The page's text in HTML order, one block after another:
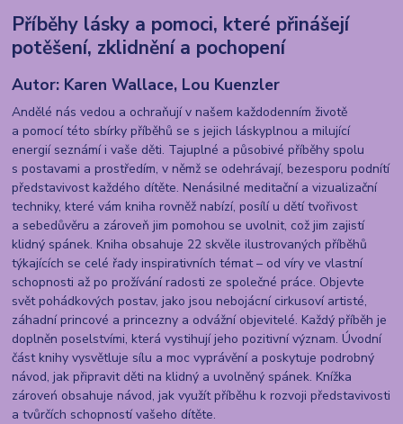
Příběhy lásky a pomoci, které přinášejí
potěšení, zklidnění a pochopení
Autor: Karen Wallace, Lou Kuenzler
Andělé nás vedou a ochraňují v našem každodenním životě
a pomocí této sbírky příběhů se s jejich láskyplnou a milující
energií seznámí i vaše děti. Tajuplné a působivé příběhy spolu
s postavami a prostředím, v němž se odehrávají, bezesporu podnítí
představivost každého dítěte. Nenásilné meditační a vizualizační
techniky, které vám kniha rovněž nabízí, posílí u dětí tvořivost
a sebedůvěru a zároveň jim pomohou se uvolnit, což jim zajistí
klidný spánek. Kniha obsahuje 22 skvěle ilustrovaných příběhů
týkajících se celé řady inspirativních témat – od víry ve vlastní
schopnosti až po prožívání radosti ze společné práce. Objevte
svět pohádkových postav, jako jsou nebojácní cirkusoví artisté,
záhadní princové a princezny a odvážní objevitelé. Každý příběh je
doplněn poselstvími, která vystihují jeho pozitivní význam. Úvodní
část knihy vysvětluje sílu a moc vyprávění a poskytuje podrobný
návod, jak připravit děti na klidný a uvolněný spánek. Knížka
zároveń obsahuje návod, jak využít příběhu k rozvoji představivosti
a tvůrčích schopností vašeho dítěte.